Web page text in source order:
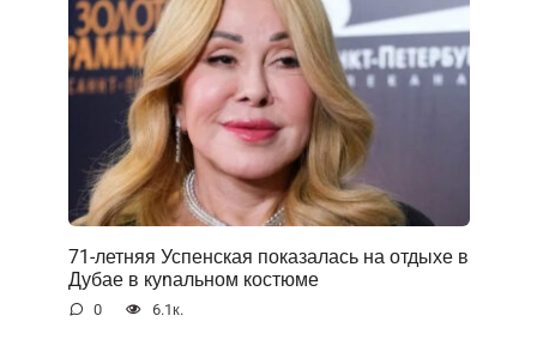
71-летняя Успенская показалась на отдыхе в
Дубае в куnальном костюме
0 6.1к.